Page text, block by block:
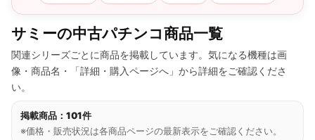
サミーの中古パチンコ商品一覧
関連シリーズごとに商品を掲載しています。気になる機種は画
像・商品名・「詳細・購入ページへ」から詳細をご確認くださ
い。
掲載商品：101件
※価格・販売状況は各商品ページの最新表示をご確認ください。